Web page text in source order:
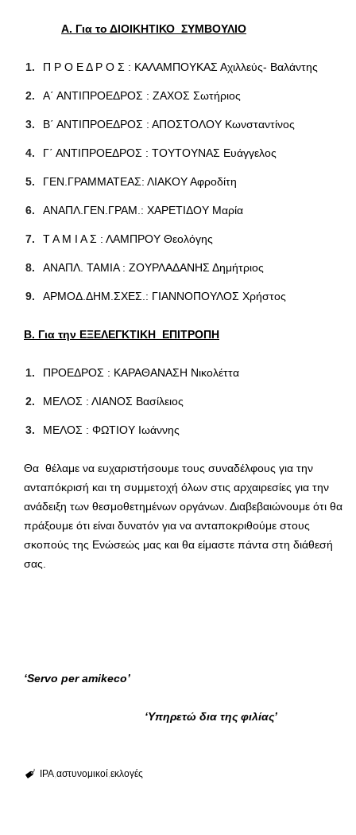
Α. Για το ΔΙΟΙΚΗΤΙΚΟ ΣΥΜΒΟΥΛΙΟ
Π Ρ Ο Ε Δ Ρ Ο Σ : ΚΑΛΑΜΠΟΥΚΑΣ Αχιλλεύς- Βαλάντης
Α΄ ΑΝΤΙΠΡΟΕΔΡΟΣ : ΖΑΧΟΣ Σωτήριος
Β΄ ΑΝΤΙΠΡΟΕΔΡΟΣ : ΑΠΟΣΤΟΛΟΥ Κωνσταντίνος
Γ΄ ΑΝΤΙΠΡΟΕΔΡΟΣ : ΤΟΥΤΟΥΝΑΣ Ευάγγελος
ΓΕΝ.ΓΡΑΜΜΑΤΕΑΣ: ΛΙΑΚΟΥ Αφροδίτη
ΑΝΑΠΛ.ΓΕΝ.ΓΡΑΜ.: ΧΑΡΕΤΙΔΟΥ Μαρία
Τ Α Μ Ι Α Σ : ΛΑΜΠΡΟΥ Θεολόγης
ΑΝΑΠΛ. ΤΑΜΙΑ : ΖΟΥΡΛΑΔΑΝΗΣ Δημήτριος
ΑΡΜΟΔ.ΔΗΜ.ΣΧΕΣ.: ΓΙΑΝΝΟΠΟΥΛΟΣ Χρήστος
Β. Για την ΕΞΕΛΕΓΚΤΙΚΗ ΕΠΙΤΡΟΠΗ
ΠΡΟΕΔΡΟΣ : ΚΑΡΑΘΑΝΑΣΗ Νικολέττα
ΜΕΛΟΣ : ΛΙΑΝΟΣ Βασίλειος
ΜΕΛΟΣ : ΦΩΤΙΟΥ Ιωάννης
Θα θέλαμε να ευχαριστήσουμε τους συναδέλφους για την
ανταπόκρισή και τη συμμετοχή όλων στις αρχαιρεσίες για την
ανάδειξη των θεσμοθετημένων οργάνων. Διαβεβαιώνουμε ότι θα
πράξουμε ότι είναι δυνατόν για να ανταποκριθούμε στους
σκοπούς της Ενώσεώς μας και θα είμαστε πάντα στη διάθεσή
σας.
‘Servo per amikeco’
‘Υπηρετώ δια της φιλίας’
IPA αστυνομικοί εκλογές